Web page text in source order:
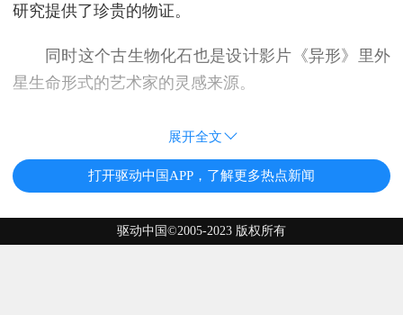
研究提供了珍贵的物证。
同时这个古生物化石也是设计影片《异形》里外
星生命形式的艺术家的灵感来源。
展开全文
打开驱动中国APP，了解更多热点新闻
驱动中国©2005-2023 版权所有